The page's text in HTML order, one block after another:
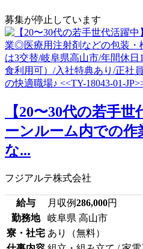
募集が停止しています
【20〜30代の若手
ーンルーム内での
な...
フジアルテ株式会社
給与 月収例286,000円
勤務地
岐阜県 高山市
寮・社宅 あり（無料）